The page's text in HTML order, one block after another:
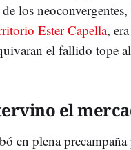
los neoconvergentes,
Ester Capella,
el fallido tope
el
en plena